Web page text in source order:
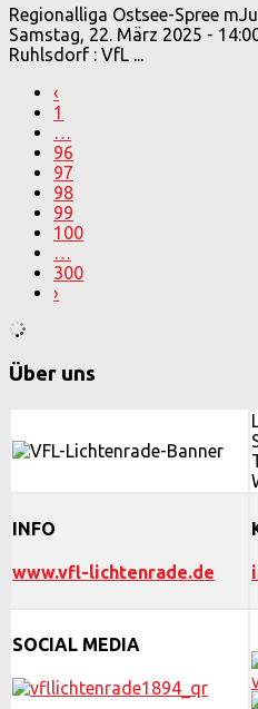
Regionalliga Ostsee-Spree
Samstag, 22. März 2025 -
Ruhlsdorf : VfL ...
‹
1
…
96
97
98
99
100
…
300
›
Über uns
INFO
www.vfl-lichtenrade.de
SOCIAL MEDIA